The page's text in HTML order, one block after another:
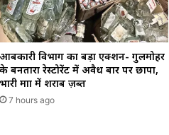
आबकारी विभाग का बड़ा एक्शन- गुलमोहर
के बनतारा रेस्टोरेंट में अवैध बार पर छापा,
भारी मात्रा में शराब ज़ब्त
7 hours ago